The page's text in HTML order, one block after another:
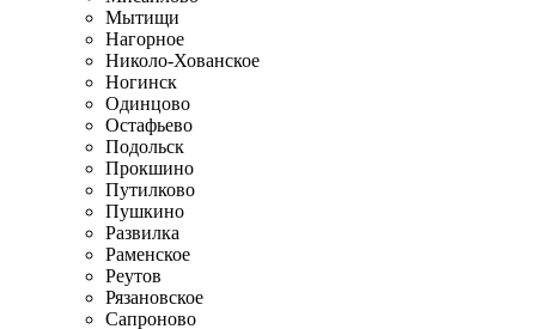
Мытищи
Нагорное
Николо-Хованское
Ногинск
Одинцово
Остафьево
Подольск
Прокшино
Путилково
Пушкино
Развилка
Раменское
Реутов
Рязановское
Сапроново